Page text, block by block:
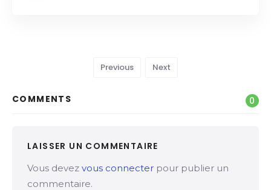
Previous Next
COMMENTS 0
LAISSER UN COMMENTAIRE
Vous devez vous connecter pour publier un
commentaire.